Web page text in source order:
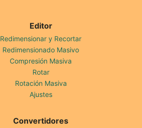
Editor
Redimensionar y Recortar
Redimensionado Masivo
Compresión Masiva
Rotar
Rotación Masiva
Ajustes
Convertidores